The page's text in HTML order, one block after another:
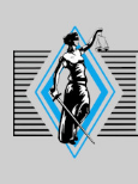
до
основного
вмісту